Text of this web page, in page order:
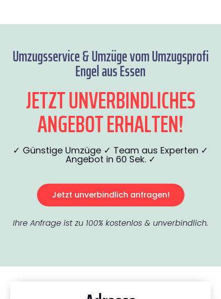
Umzugsservice & Umzüge vom Umzugsprofi
Engel aus Essen
JETZT UNVERBINDLICHES
ANGEBOT ERHALTEN!
✓ Günstige Umzüge ✓ Team aus Experten ✓
Angebot in 60 Sek. ✓
Jetzt unverbindlich anfragen!
Ihre Anfrage ist zu 100% kostenlos & unverbindlich.